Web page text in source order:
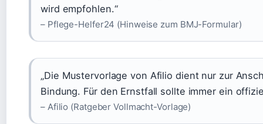
wird empfohlen.“
– Pflege-Helfer24 (Hinweise zum BMJ-Formular)
„Die Mustervorlage von Afilio dient nur zur
Bindung. Für den Ernstfall sollte immer ein
– Afilio (Ratgeber Vollmacht-Vorlage)